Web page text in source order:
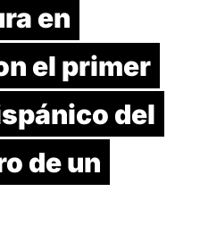
en
el primer
del
de un